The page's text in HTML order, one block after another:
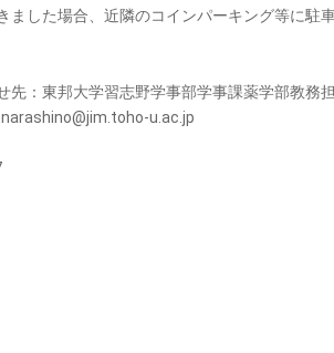
ました場合、近隣のコインパーキング等に駐
：東邦大学習志野学事部学事課薬学部教務
u.ac.jp